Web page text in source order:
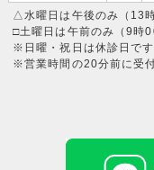
△水曜日は午後のみ（13
□土曜日は午前のみ（9時
※日曜・祝日は休診日です
※営業時間の20分前に受